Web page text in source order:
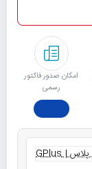
امکان صدور فاکتور
رسمی